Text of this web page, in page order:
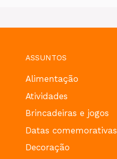
ASSUNTOS
Alimentação
Atividades
Brincadeiras e jogos
Datas comemorativas
Decoração